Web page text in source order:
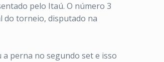
pelo Itaú. O número 3
do torneio, disputado na
perna no segundo set e isso